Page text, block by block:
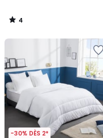
4
/
-30% DÈS 2*